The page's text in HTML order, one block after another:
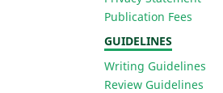
Publication Fees
GUIDELINES
Writing Guidelines
Review Guidelines